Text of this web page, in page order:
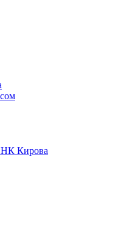
Кирова